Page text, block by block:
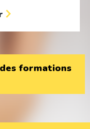
formations